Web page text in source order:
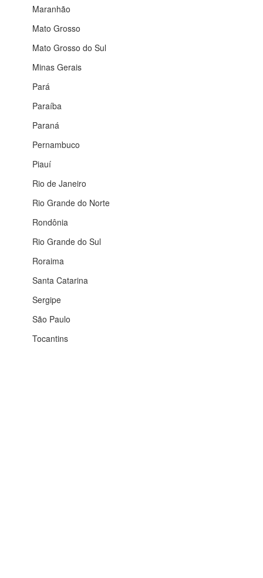
Maranhão
Mato Grosso
Mato Grosso do Sul
Minas Gerais
Pará
Paraíba
Paraná
Pernambuco
Piauí
Rio de Janeiro
Rio Grande do Norte
Rondônia
Rio Grande do Sul
Roraima
Santa Catarina
Sergipe
São Paulo
Tocantins